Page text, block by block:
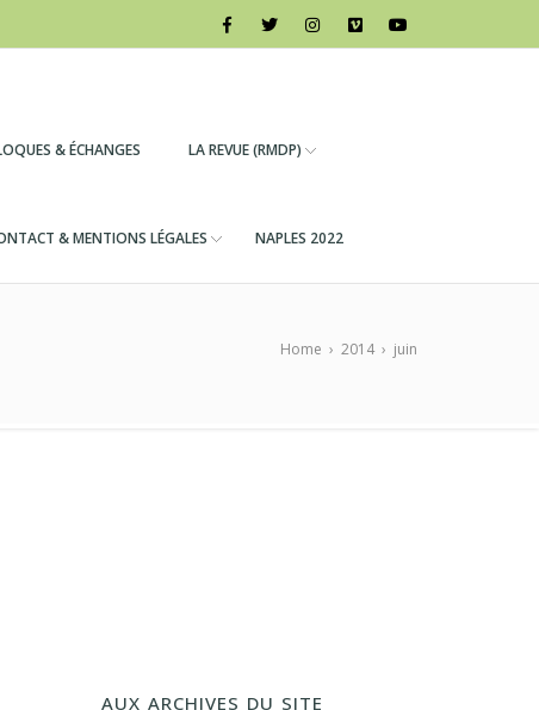
& ÉCHANGES LA REVUE (RMDP)
& MENTIONS LÉGALES NAPLES 2022
Home › 2014 › juin
AUX ARCHIVES DU SITE